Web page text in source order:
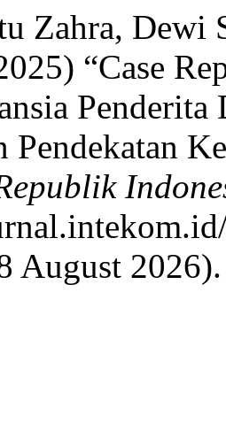
Zahra,
“Case
Pendekatan
August 2026).